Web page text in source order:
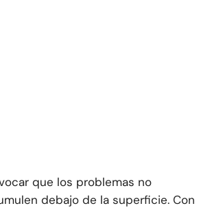
que los problemas no
debajo de la superficie. Con